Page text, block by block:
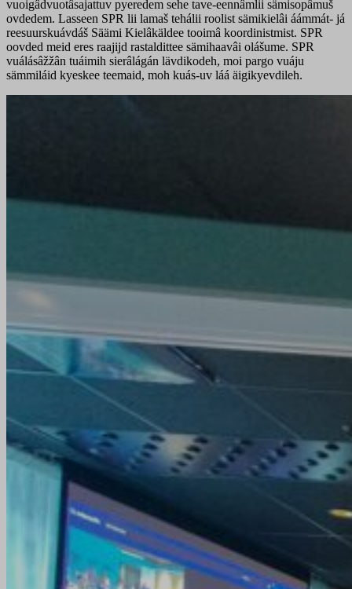
vuoigâdvuotâsajattuv pyeredem sehe tave-eennâmlii sämisopâmuš
ovdedem. Lasseen SPR lii lamaš tehálii roolist sämikielâi áámmát- já
reesuurskuávdáš Säämi Kielâkäldee tooimâ koordinistmist. SPR
oovded meid eres raajijd rastaldittee sämihaavâi olášume. SPR
vuálásâžžân tuáimih sierâlágán lävdikodeh, moi pargo vuáju
sämmiláid kyeskee teemaid, moh kuás-uv láá äigikyevdileh.